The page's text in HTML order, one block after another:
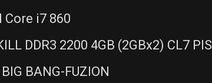
Core i7 860
DDR3 2200 4GB (2GBx2) CL7 PIS
BANG-FUZION